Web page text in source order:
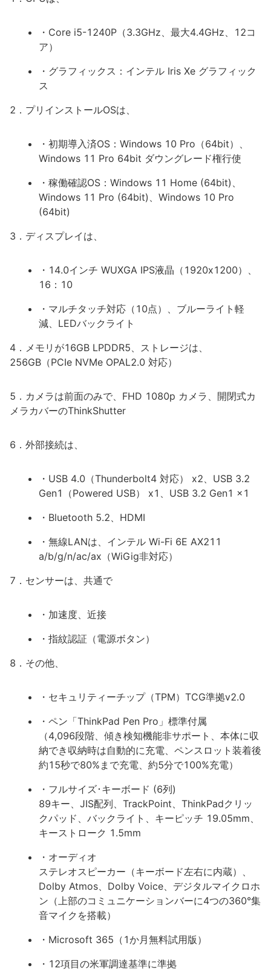
・Core i5-1240P（3.3GHz、最大4.4GHz、12コ
ア）
・グラフィックス：インテル Iris Xe グラフィック
ス
2．プリインストールOSは、
・初期導入済OS：Windows 10 Pro（64bit）、
Windows 11 Pro 64bit ダウングレード権行使
・稼働確認OS：Windows 11 Home (64bit)、
Windows 11 Pro (64bit)、Windows 10 Pro
(64bit)
3．ディスプレイは、
・14.0インチ WUXGA IPS液晶（1920x1200）、
16：10
・マルチタッチ対応（10点）、ブルーライト軽
減、LEDバックライト
4．メモリが16GB LPDDR5、ストレージは、
256GB（PCIe NVMe OPAL2.0 対応）
5．カメラは前面のみで、FHD 1080p カメラ、開閉式カ
メラカバーのThinkShutter
6．外部接続は、
・USB 4.0（Thunderbolt4 対応） x2、USB 3.2
Gen1（Powered USB） x1、USB 3.2 Gen1 x1
・Bluetooth 5.2、HDMI
・無線LANは、インテル Wi-Fi 6E AX211
a/b/g/n/ac/ax（WiGig非対応）
7．センサーは、共通で
・加速度、近接
・指紋認証（電源ボタン）
8．その他、
・セキュリティーチップ（TPM）TCG準拠v2.0
・ペン「ThinkPad Pen Pro」標準付属
（4,096段階、傾き検知機能非サポート、本体に収
納でき収納時は自動的に充電、ペンスロット装着後
約15秒で80%まで充電、約5分で100%充電）
・フルサイズ･キーボード (6列)
89キー、JIS配列、TrackPoint、ThinkPadクリッ
クパッド、バックライト、キーピッチ 19.05mm、
キーストローク 1.5mm
・オーディオ
ステレオスピーカー（キーボード左右に内蔵）、
Dolby Atmos、Dolby Voice、デジタルマイクロホ
ン（上部のコミュニケーションバーに4つの360°集
音マイクを搭載）
・Microsoft 365（1か月無料試用版）
・12項目の米軍調達基準に準拠